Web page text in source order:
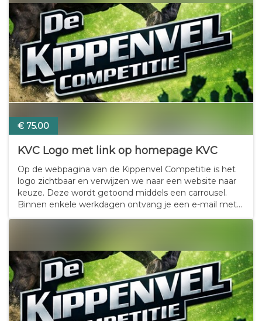
€ 75.00
KVC Logo met link op homepage KVC
Op de webpagina van de Kippenvel Competitie is het
logo zichtbaar en verwijzen we naar een website naar
keuze. Deze wordt getoond middels een carrousel.
Binnen enkele werkdagen ontvang je een e-mail met